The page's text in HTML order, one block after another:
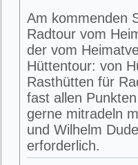
Am kommenden
Radtour vom
der vom
Hüttentour: von
Rasthütten für
fast allen
gerne mitradeln
und Wilhelm
erforderlich.